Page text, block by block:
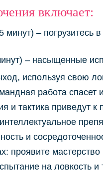
включает:
минут) –
– насыщенные
используя свою
работа спасет
и тактика приведут к
и
проявите мастерство
на ловкость и